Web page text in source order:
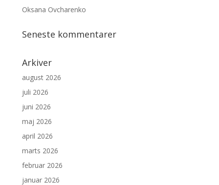
Oksana Ovcharenko
Seneste kommentarer
Arkiver
august 2026
juli 2026
juni 2026
maj 2026
april 2026
marts 2026
februar 2026
januar 2026